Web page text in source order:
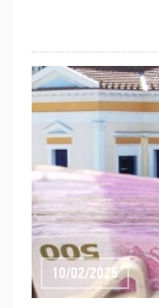
10/02/2025